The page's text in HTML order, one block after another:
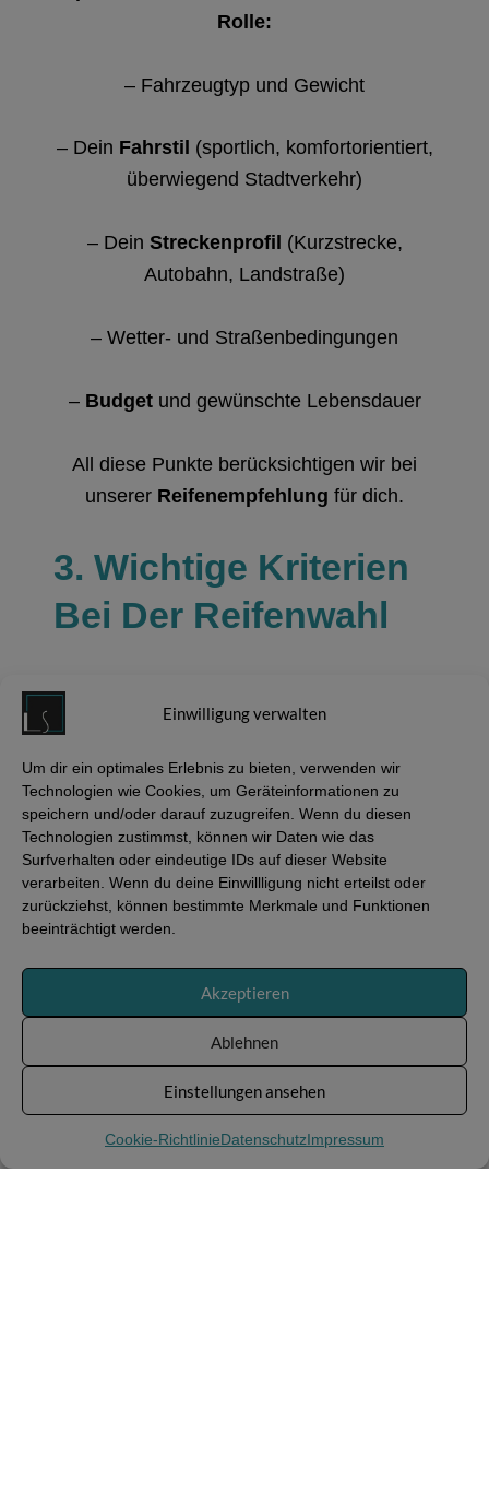
Einwilligung verwalten
Um dir ein optimales Erlebnis zu bieten, verwenden wir
Technologien wie Cookies, um Geräteinformationen zu
speichern und/oder darauf zuzugreifen. Wenn du diesen
Technologien zustimmst, können wir Daten wie das
Surfverhalten oder eindeutige IDs auf dieser Website
verarbeiten. Wenn du deine Einwillligung nicht erteilst oder
zurückziehst, können bestimmte Merkmale und Funktionen
beeinträchtigt werden.
Akzeptieren
Ablehnen
Einstellungen ansehen
Cookie-RichtlinieDatenschutzImpressum
3. Wichtige Kriterien
Bei Der Reifenwahl
Rolle:
– Fahrzeugtyp und Gewicht
– Dein Fahrstil (sportlich, komfortorientiert,
überwiegend Stadtverkehr)
– Dein Streckenprofil (Kurzstrecke,
Autobahn, Landstraße)
– Wetter- und Straßenbedingungen
– Budget und gewünschte Lebensdauer
All diese Punkte berücksichtigen wir bei
unserer Reifenempfehlung für dich.
4. Reifenalter,
Profiltiefe &
Sicherheit
Auch Reifen altern– Auf der Reifenflanke findest die
wichtige Information, zum Beispiel:1820
18. Woche im Jahr 20(2020)